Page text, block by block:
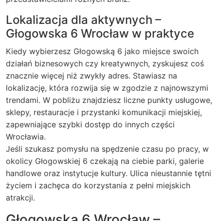
Lokalizacja dla aktywnych –
Głogowska 6 Wrocław w praktyce
Kiedy wybierzesz Głogowską 6 jako miejsce swoich
działań biznesowych czy kreatywnych, zyskujesz coś
znacznie więcej niż zwykły adres. Stawiasz na
lokalizację, która rozwija się w zgodzie z najnowszymi
trendami. W pobliżu znajdziesz liczne punkty usługowe,
sklepy, restauracje i przystanki komunikacji miejskiej,
zapewniające szybki dostęp do innych części
Wrocławia.
Jeśli szukasz pomysłu na spędzenie czasu po pracy, w
okolicy Głogowskiej 6 czekają na ciebie parki, galerie
handlowe oraz instytucje kultury. Ulica nieustannie tętni
życiem i zachęca do korzystania z pełni miejskich
atrakcji.